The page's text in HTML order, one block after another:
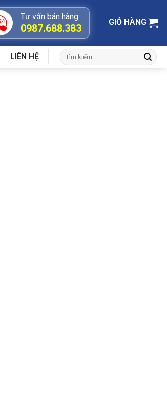
Tư vấn bán hàng
0987.688.383
GIỎ HÀNG
LIÊN HỆ
Tìm
kiếm: